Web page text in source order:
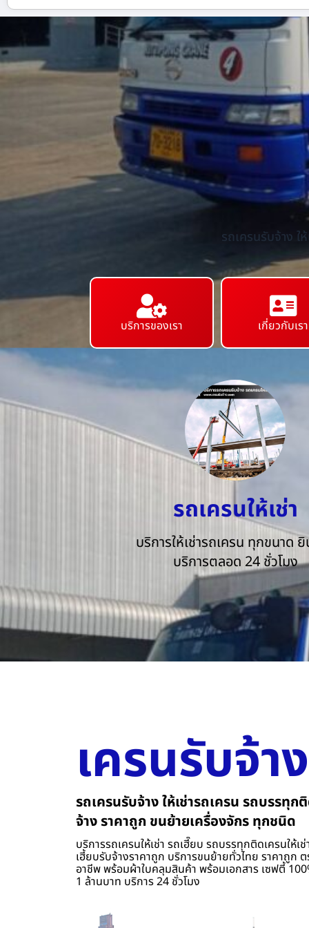
รถเครนรับจ้าง
บริการของเรา เกี่ยวกับเรา
รถเครนให้เช่า
บริการให้เช่ารถเครน ทุกขนาด
บริการตลอด 24 ชั่วโมง
เครนรับจ้าง
รถเครนรับจ้าง ให้เช่ารถเครน รถบรรทุก
จ้าง ราคาถูก ขนย้ายเครื่องจักร ทุกชนิด
บริการรถเครนให้เช่า รถเฮี๊ยบ รถบรรทุกติดเครนให้เ
เฮี้ยบรับจ้างราคาถูก บริการขนย้ายทั่วไทย ราคาถูก
อาชีพ พร้อมผ้าใบคลุมสินค้า พร้อมเอกสาร เซฟตี้
1 ล้านบาท บริการ 24 ชั่วโมง